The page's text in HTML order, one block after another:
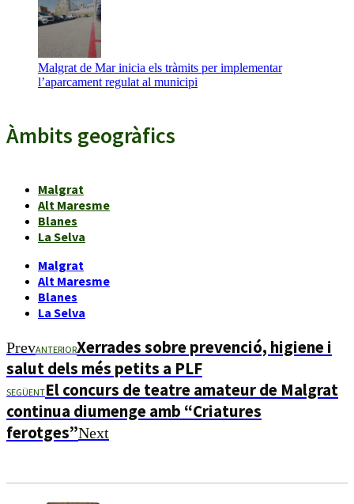
Malgrat de Mar inicia els tràmits per implementar
l’aparcament regulat al municipi
Àmbits geogràfics
Malgrat
Alt Maresme
Blanes
La Selva
Malgrat
Alt Maresme
Blanes
La Selva
PrevANTERIORXerrades sobre prevenció, higiene i
salut dels més petits a PLF
SEGÜENTEl concurs de teatre amateur de Malgrat
continua diumenge amb “Criatures
ferotges”Next